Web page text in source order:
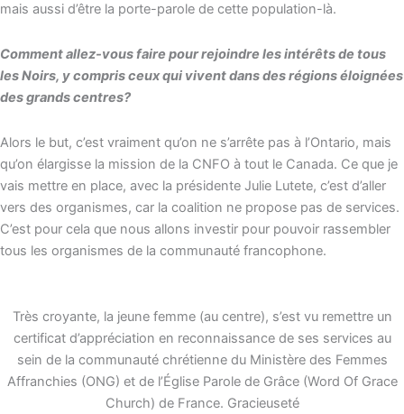
mais aussi d’être la porte-parole de cette population-là.
Comment allez-vous faire pour rejoindre les intérêts de tous
les Noirs, y compris ceux qui vivent dans des régions éloignées
des grands centres?
Alors le but, c’est vraiment qu’on ne s’arrête pas à l’Ontario, mais
qu’on élargisse la mission de la CNFO à tout le Canada. Ce que je
vais mettre en place, avec la présidente Julie Lutete, c’est d’aller
vers des organismes, car la coalition ne propose pas de services.
C’est pour cela que nous allons investir pour pouvoir rassembler
tous les organismes de la communauté francophone.
Très croyante, la jeune femme (au centre), s’est vu remettre un
certificat d’appréciation en reconnaissance de ses services au
sein de la communauté chrétienne du Ministère des Femmes
Affranchies (ONG) et de l’Église Parole de Grâce (Word Of Grace
Church) de France. Gracieuseté